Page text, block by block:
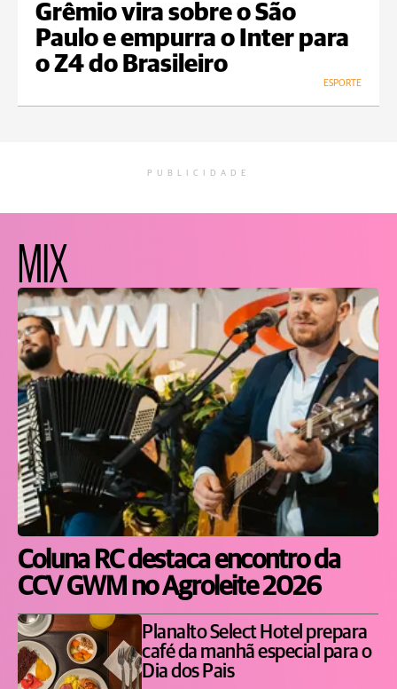
Grêmio vira sobre o São
Paulo e empurra o Inter para
o Z4 do Brasileiro
ESPORTE
PUBLICIDADE
MIX
Coluna RC destaca encontro da
CCV GWM no Agroleite 2026
Planalto Select Hotel prepara
café da manhã especial para o
Dia dos Pais